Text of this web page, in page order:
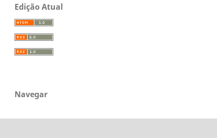
Edição Atual
Navegar